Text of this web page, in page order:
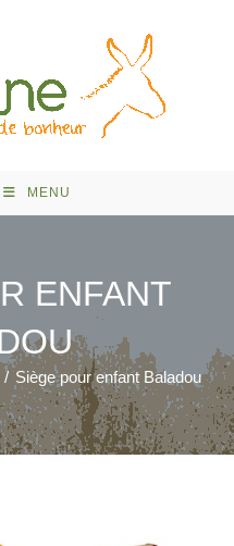
MENU
ENFANT
/ Siège pour enfant Baladou